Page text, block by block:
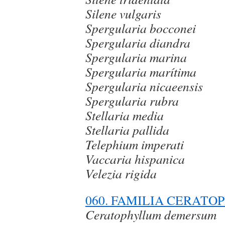
Silene vulgaris
Spergularia bocconei
Spergularia diandra
Spergularia marina
Spergularia marítima
Spergularia nicaeensis
Spergularia rubra
Stellaria media
Stellaria pallida
Telephium imperati
Vaccaria hispanica
Velezia rigida
060. FAMILIA
Ceratophyllum demersum